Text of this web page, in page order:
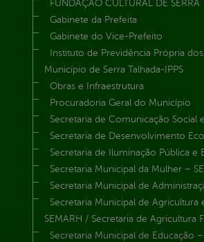
FUNDAÇÃO CULTURAL DE SERRA
Gabinete da Prefeita
Gabinete do Vice-Prefeito
Instituto de Previdência Própria
Município de Serra Talhada-IPPS
Obras e Infraestrutura
Procuradoria Geral do Município
Secretaria de Comunicação Social
Secretaria de Desenvolvimento
Secretaria de Iluminação Pública e
Secretaria Municipal da Mulher –
Secretaria Municipal de
Secretaria Municipal de Agricultura
SEMARH / Secretaria de Agricultura
Secretaria Municipal de Educação –